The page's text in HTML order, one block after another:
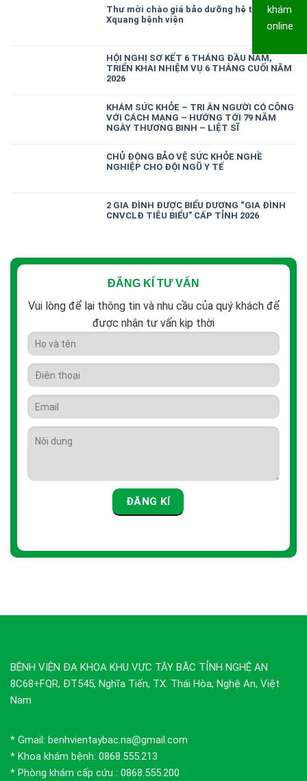
Thư mời chào giá bảo dưỡng hệ thống
Xquang bệnh viện
HỘI NGHỊ SƠ KẾT 6 THÁNG ĐẦU NĂM,
TRIỂN KHAI NHIỆM VỤ 6 THÁNG CUỐI NĂM
2026
KHÁM SỨC KHỎE – TRI ÂN NGƯỜI CÓ CÔNG
VỚI CÁCH MẠNG – HƯỚNG TỚI 79 NĂM
NGÀY THƯƠNG BINH – LIỆT SĨ
CHỦ ĐỘNG BẢO VỆ SỨC KHỎE NGHỀ
NGHIỆP CHO ĐỘI NGŨ Y TẾ
2 GIA ĐÌNH ĐƯỢC BIỂU DƯƠNG “GIA ĐÌNH
CNVCLĐ TIÊU BIỂU” CẤP TỈNH 2026
ĐĂNG KÍ TƯ VẤN
Vui lòng để lại thông tin và nhu cầu của quý khách để
được nhận tư vấn kịp thời
BỆNH VIỆN ĐA KHOA KHU VỰC TÂY BẮC TỈNH NGHỆ AN
8C68+FQR, ĐT545, Nghĩa Tiến, TX. Thái Hòa, Nghệ An, Việt
Nam
* Gmail: benhvientaybac.na@gmail.com
* Khoa khám bệnh: 0868.555.213
* Phòng khám cấp cứu : 0868.555.200
khám
online